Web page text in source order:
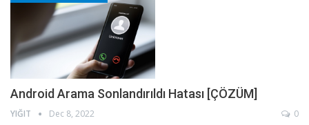
Android Arama Sonlandırıldı Hatası [ÇÖZÜM]
YIĞIT Dec 8, 2022 0